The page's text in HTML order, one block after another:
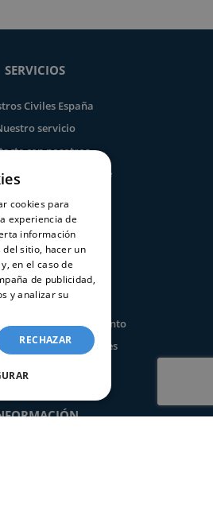
SERVICIOS
Civiles España
servicio
con nosotros
estado de un trámite
de nacimiento
de matrimonio
de defunción
por fallecimiento
de últimas voluntades
de la Haya
cookies para
experiencia de
información
sitio, hacer un
en el caso de
de publicidad,
y analizar su
RECHAZAR